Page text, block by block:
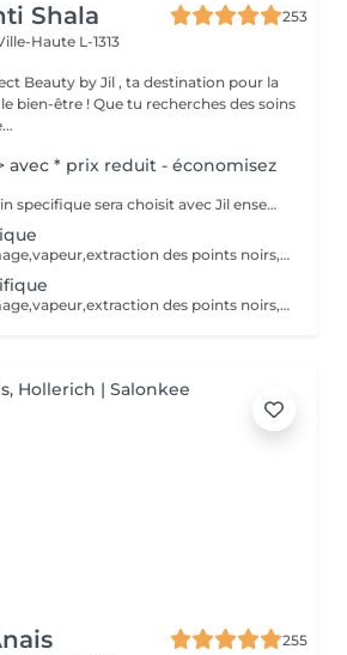
Shala
253
Haute L-1313
Beauty by Jil , ta destination pour la
recherches des soins
avec * prix reduit - économisez
ATTENTION -> Un soin specifique sera choisit avec Jil ensemble au moment du soin. Selon le soin appliqué, le prix va biensûr être adapté. Le soin va être adapter selon le type de peau. démaquillage, gommage, vapeur, extraction des points noirs, desinfection, massage et masque.
démaquillage,gommage,vapeur,extraction des points noirs,desinfection,massage et masque crème. Le soin va être adapter selon le type de peau.
démaquillage,gommage,vapeur,extraction des points noirs,desinfection,massage et masque pélliculable, plâtre, moussant, tissu ou gelée. Le soin va être adapter selon le type de peau.
255